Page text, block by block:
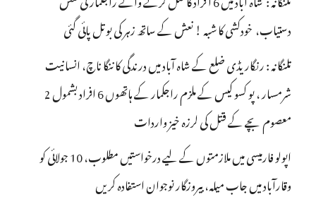
دستیاب، خودکشی کا شبہ ! نعش کے ساتھ زہر کی بوتل پائی گئی
تلنگانہ : رنگاریڈی ضلع کے شاہ آباد میں درندگی کا ننگا ناچ، انسانیت
شرمسار ، پو کسو کیس کے ملزم راجکمار کے ہاتھوں 6 افراد بشمول 2
معصوم بچے کے قتل کی لرزہ خیز واردات
اپولو فارمیسی میں ملازمتوں کے لیے درخواستیں مطلوب، 10 جولائی کو
وقارآباد میں جاب میلہ، بیروزگار نوجوان استفادہ کریں